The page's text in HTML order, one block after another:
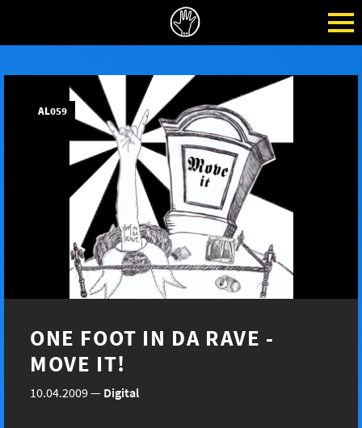
AL059
ONE FOOT IN DA RAVE -
MOVE IT!
10.04.2009— Digital